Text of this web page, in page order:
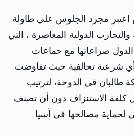
مجرد الجلوس على طاولة
الدولية المعاصرة ، التي
الدول صراعاتها مع جماعات
شرعية تحالفية حيث تفاوضت
طالبان في الدوحة، لترتيب
كلفة الاستنزاف دون أن تصنف
لحماية مصالحها في آسيا